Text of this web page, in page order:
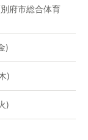
府市総合体育
)
)
)